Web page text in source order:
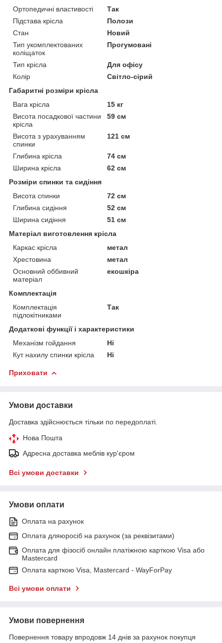
Ортопедичні властивості
Так
Підстава крісла
Полози
Стан
Новий
Тип укомплектованих
коліщаток
Прогумовані
Тип крісла
Для офісу
Колір
Світло-сірий
Габаритні розміри крісла
Вага крісла
15 кг
Висота посадкової частини
крісла
59 см
Висота з урахуванням
спинки
121 см
Глибина крісла
74 см
Ширина крісла
62 см
Розміри спинки та сидіння
Висота спинки
72 см
Глибина сидіння
52 см
Ширина сидіння
51 см
Матеріал виготовлення крісла
Каркас крісла
метал
Хрестовина
метал
Основний оббивний
матеріал
екошкіра
Комплектація
Комплектація
підлокітниками
Так
Додаткові функції і характеристики
Механізм гойдання
Ні
Кут нахилу спинки крісла
Ні
Приховати
Умови доставки
Доставка здійснюється тільки по передоплаті.
Нова Пошта
Адресна доставка меблів кур'єром
Всі умови доставки
Умови оплати
Оплата на рахунок
Оплата дляюросіб на рахунок (за реквізитами)
Оплата для фізосіб онлайн платіжною карткою Visa або
Mastercard
Оплата карткою Visa, Mastercard - WayForPay
Всі умови оплати
Умови повернення
Повернення товару впродовж 14 днів за рахунок покупця